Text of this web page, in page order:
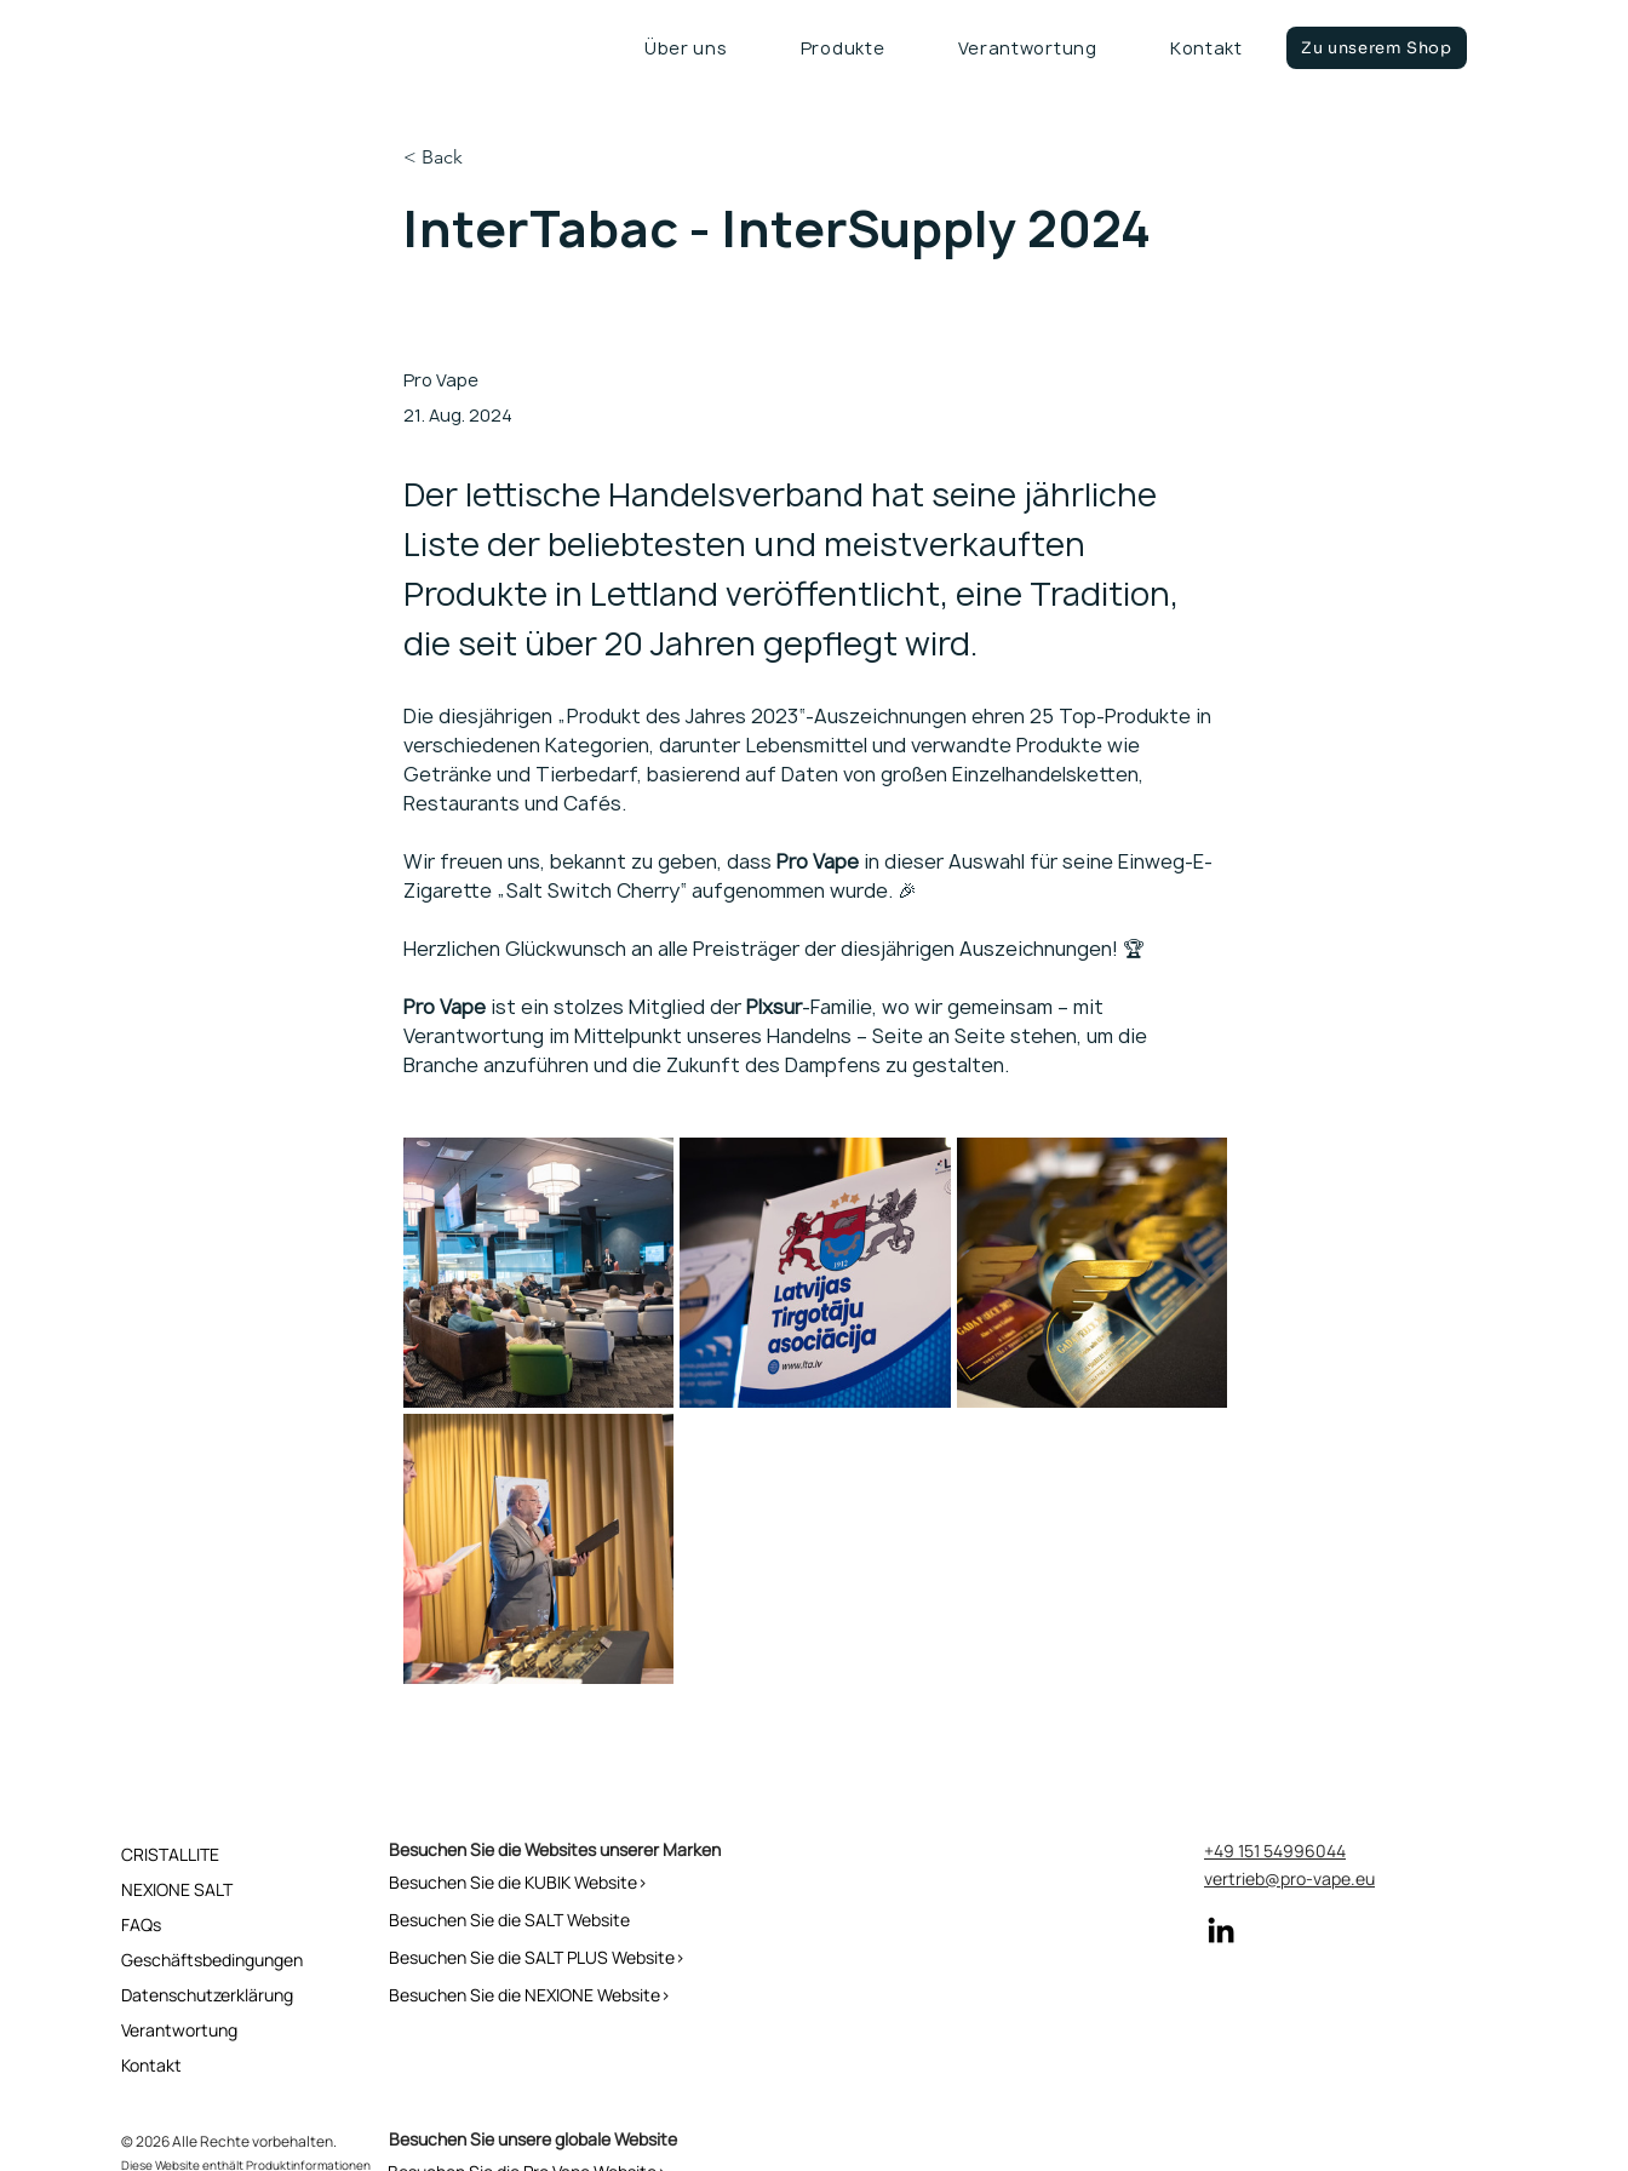
Über uns Produkte Verantwortung Kontakt Zu unserem Shop
< Back
InterTabac - InterSupply 2024
Pro Vape
21. Aug. 2024
Der lettische Handelsverband hat seine jährliche
Liste der beliebtesten und meistverkauften
Produkte in Lettland veröffentlicht, eine Tradition,
die seit über 20 Jahren gepflegt wird.
Die diesjährigen „Produkt des Jahres 2023“-Auszeichnungen ehren 25 Top-Produkte in
verschiedenen Kategorien, darunter Lebensmittel und verwandte Produkte wie
Getränke und Tierbedarf, basierend auf Daten von großen Einzelhandelsketten,
Restaurants und Cafés.
Wir freuen uns, bekannt zu geben, dass Pro Vape in dieser Auswahl für seine Einweg-E-
Zigarette „Salt Switch Cherry“ aufgenommen wurde. 🎉
Herzlichen Glückwunsch an alle Preisträger der diesjährigen Auszeichnungen! 🏆
Pro Vape ist ein stolzes Mitglied der Plxsur-Familie, wo wir gemeinsam – mit
Verantwortung im Mittelpunkt unseres Handelns – Seite an Seite stehen, um die
Branche anzuführen und die Zukunft des Dampfens zu gestalten.
CRISTALLITE
NEXIONE SALT
FAQs
Geschäftsbedingungen
Datenschutzerklärung
Verantwortung
Kontakt
Besuchen Sie die Websites unserer Marken
Besuchen Sie die KUBIK Website>
Besuchen Sie die SALT Website
Besuchen Sie die SALT PLUS Website>
Besuchen Sie die NEXIONE Website>
© 2026 Alle Rechte vorbehalten.
Diese Website enthält Produktinformationen
Besuchen Sie unsere globale Website
+49 151 54996044
vertrieb@pro-vape.eu